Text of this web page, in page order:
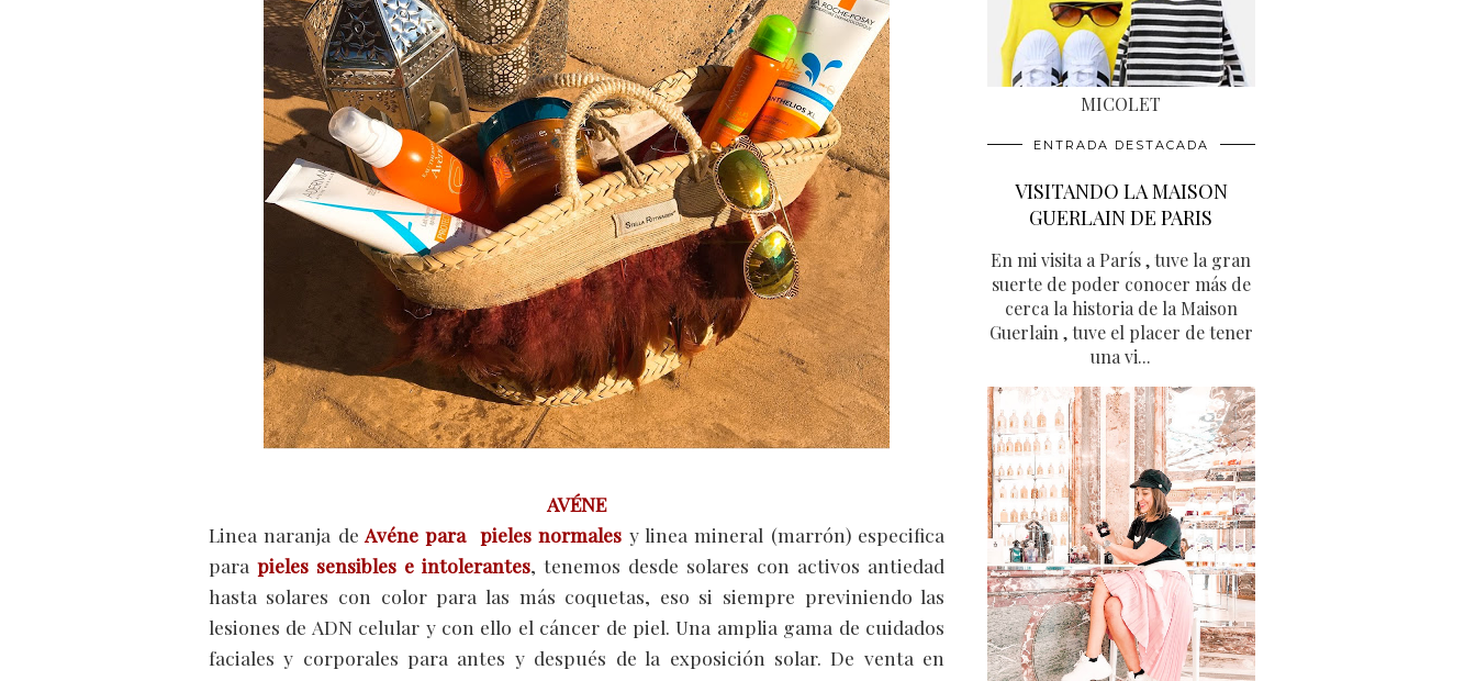
AVÉNE
Linea naranja de Avéne para pieles normales y linea mineral (marrón) especifica
para pieles sensibles e intolerantes, tenemos desde solares con activos antiedad
hasta solares con color para las más coquetas, eso si siempre previniendo las
lesiones de ADN celular y con ello el cáncer de piel. Una amplia gama de cuidados
faciales y corporales para antes y después de la exposición solar. De venta en
MICOLET
ENTRADA DESTACADA
VISITANDO LA MAISON
GUERLAIN DE PARIS
En mi visita a París , tuve la gran
suerte de poder conocer más de
cerca la historia de la Maison
Guerlain , tuve el placer de tener
una vi...